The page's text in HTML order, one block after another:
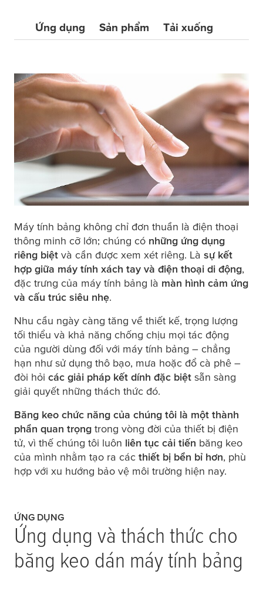
Ứng dụng Sản phẩm Tải xuống
Máy tính bảng không chỉ đơn thuần là điện thoại
thông minh cỡ lớn; chúng có những ứng dụng
riêng biệt và cần được xem xét riêng. Là sự kết
hợp giữa máy tính xách tay và điện thoại di động,
đặc trưng của máy tính bảng là màn hình cảm ứng
và cấu trúc siêu nhẹ.
Nhu cầu ngày càng tăng về thiết kế, trọng lượng
tối thiểu và khả năng chống chịu mọi tác động
của người dùng đối với máy tính bảng – chẳng
hạn như sử dụng thô bạo, mưa hoặc đổ cà phê –
đòi hỏi các giải pháp kết dính đặc biệt sẵn sàng
giải quyết những thách thức đó.
Băng keo chức năng của chúng tôi là một thành
phần quan trọng trong vòng đời của thiết bị điện
tử, vì thế chúng tôi luôn liên tục cải tiến băng keo
của mình nhằm tạo ra các thiết bị bền bỉ hơn, phù
hợp với xu hướng bảo vệ môi trường hiện nay.
ỨNG DỤNG
Ứng dụng và thách thức cho
băng keo dán máy tính bảng